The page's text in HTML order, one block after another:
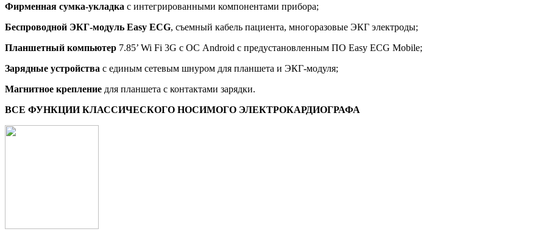
Фирменная сумка-укладка с интегрированными компонентами прибора;
Беспроводной ЭКГ-модуль Easy ECG, съемный кабель пациента, многоразовые ЭКГ электроды;
Планшетный компьютер 7.85’ Wi Fi 3G с ОС Android с предустановленным ПО Easy ECG Mobile;
Зарядные устройства с единым сетевым шнуром для планшета и ЭКГ-модуля;
Магнитное крепление для планшета с контактами зарядки.
ВСЕ ФУНКЦИИ КЛАССИЧЕСКОГО НОСИМОГО ЭЛЕКТРОКАРДИОГРАФА